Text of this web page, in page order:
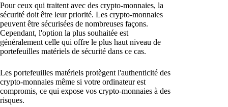
Pour ceux qui traitent avec des crypto-monnaies, la
sécurité doit être leur priorité. Les crypto-monnaies
peuvent être sécurisées de nombreuses façons.
Cependant, l'option la plus souhaitée est
généralement celle qui offre le plus haut niveau de
portefeuilles matériels de sécurité dans ce cas.
Les portefeuilles matériels protègent l'authenticité des
crypto-monnaies même si votre ordinateur est
compromis, ce qui expose vos crypto-monnaies à des
risques.